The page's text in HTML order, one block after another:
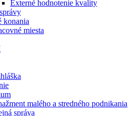
Externé hodnotenie kvality
konania
miesta
malého a stredného podnikania
správa